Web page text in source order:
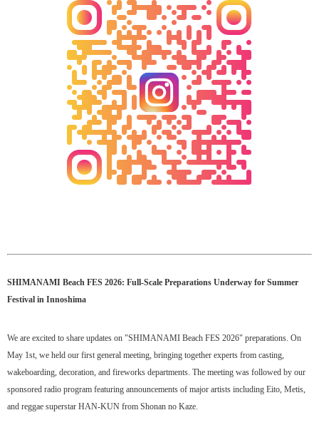
SHIMANAMI Beach FES 2026: Full-Scale Preparations Underway for Summer
Festival in Innoshima
We are excited to share updates on "SHIMANAMI Beach FES 2026" preparations. On
May 1st, we held our first general meeting, bringing together experts from casting,
wakeboarding, decoration, and fireworks departments. The meeting was followed by our
sponsored radio program featuring announcements of major artists including Eito, Metis,
and reggae superstar HAN-KUN from Shonan no Kaze.